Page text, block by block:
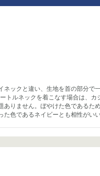
ックと違い、生地を首の部分で
ルネックを着こなす場合は、
りません。ぼやけた色であるた
色であるネイビーとも相性がい